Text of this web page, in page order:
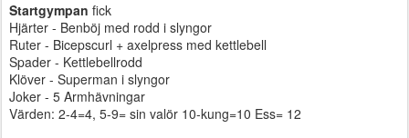
Startgympan fick
Hjärter - Benböj med rodd i slyngor
Ruter - Bicepscurl + axelpress med kettlebell
Spader - Kettlebellrodd
Klöver - Superman i slyngor
Joker - 5 Armhävningar
Värden: 2-4=4, 5-9= sin valör 10-kung=10 Ess= 12